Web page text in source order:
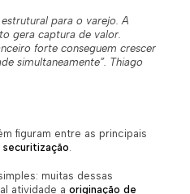
para o varejo. A
gera captura de valor.
forte conseguem crescer
simultaneamente”. Thiago
figuram entre as principais
securitização.
muitas dessas
atividade a originação de